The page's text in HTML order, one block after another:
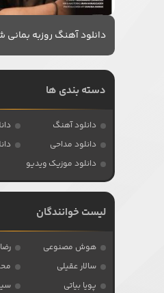
دانلود آهنگ روزبه بمانی
دسته بندی ها
دانلود آهنگ
دانلود مداحی
دانلود موزیک ویدیو
لیست خوانندگان
هوش مصنوعی
سالار عقیلی
پویا بیاتی